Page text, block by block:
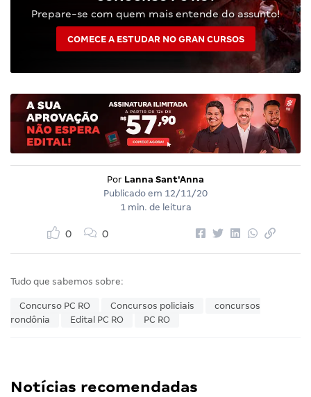
Prepare-se com quem mais entende do assunto!
COMECE A ESTUDAR NO GRAN CURSOS
Por Lanna Sant'Anna
Publicado em 12/11/20
1 min. de leitura
0 0
Tudo que sabemos sobre:
Concurso PC RO Concursos policiais
concursos
rondônia
Edital PC RO PC RO
Notícias recomendadas